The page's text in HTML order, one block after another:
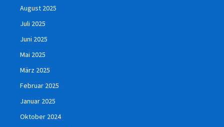
August 2025
Juli 2025
Juni 2025
Mai 2025
März 2025
Februar 2025
Januar 2025
Oktober 2024